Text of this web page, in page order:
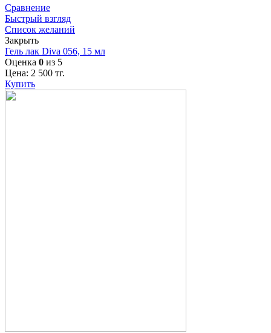
Сравнение
Быстрый взгляд
Список желаний
Закрыть
Гель лак Diva 056, 15 мл
Оценка 0 из 5
Цена: 2 500 тг.
Купить